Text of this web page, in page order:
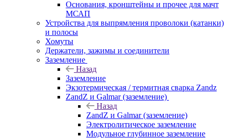
Основания, кронштейны и прочее для мачт
МСАП
Устройства для выпрямления проволоки (катанки)
и полосы
Хомуты
Держатели, зажимы и соединители
Заземление
Назад
Заземление
Экзотермическая / термитная сварка Zandz
ZandZ и Galmar (заземление)
Назад
ZandZ и Galmar (заземление)
Электролитическое заземление
Модульное глубинное заземление